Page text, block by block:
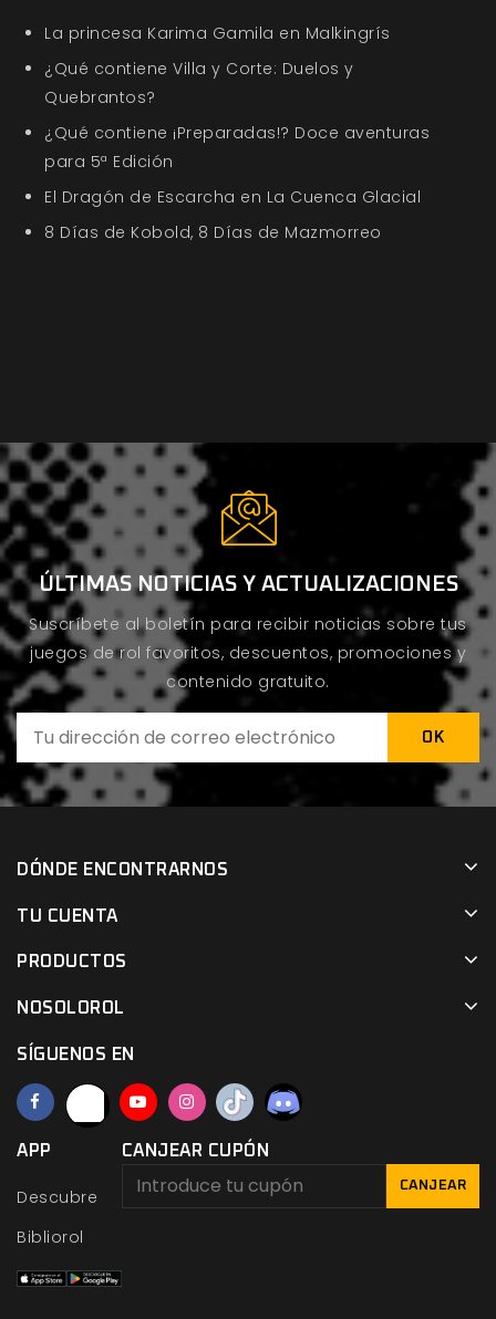
La princesa Karima Gamila en Malkingrís
¿Qué contiene Villa y Corte: Duelos y
Quebrantos?
¿Qué contiene ¡Preparadas!? Doce aventuras
para 5ª Edición
El Dragón de Escarcha en La Cuenca Glacial
8 Días de Kobold, 8 Días de Mazmorreo
ÚLTIMAS NOTICIAS Y ACTUALIZACIONES
Suscríbete al boletín para recibir noticias sobre tus
juegos de rol favoritos, descuentos, promociones y
contenido gratuito.
DÓNDE ENCONTRARNOS
TU CUENTA
PRODUCTOS
NOSOLOROL
SÍGUENOS EN
APP
Descubre
Bibliorol
CANJEAR CUPÓN
CANJEAR